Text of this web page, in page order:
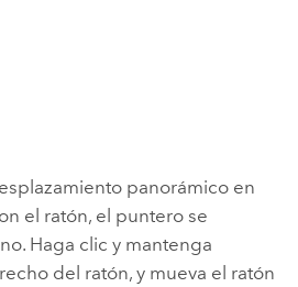
panorámico en
el ratón, el puntero se
Haga clic y mantenga
del ratón, y mueva el ratón